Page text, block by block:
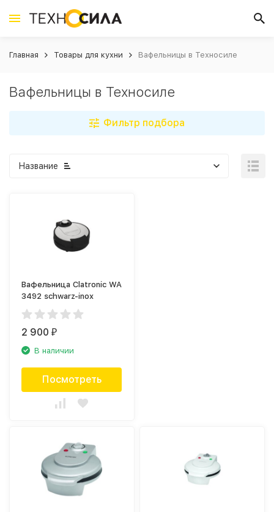
Главная Товары для кухни Вафельницы в Техносиле
Вафельницы в Техносиле
Фильтр подбора
Название
Вафельница Clatronic WA
3492 schwarz-inox
2 900₽
В наличии
Посмотреть